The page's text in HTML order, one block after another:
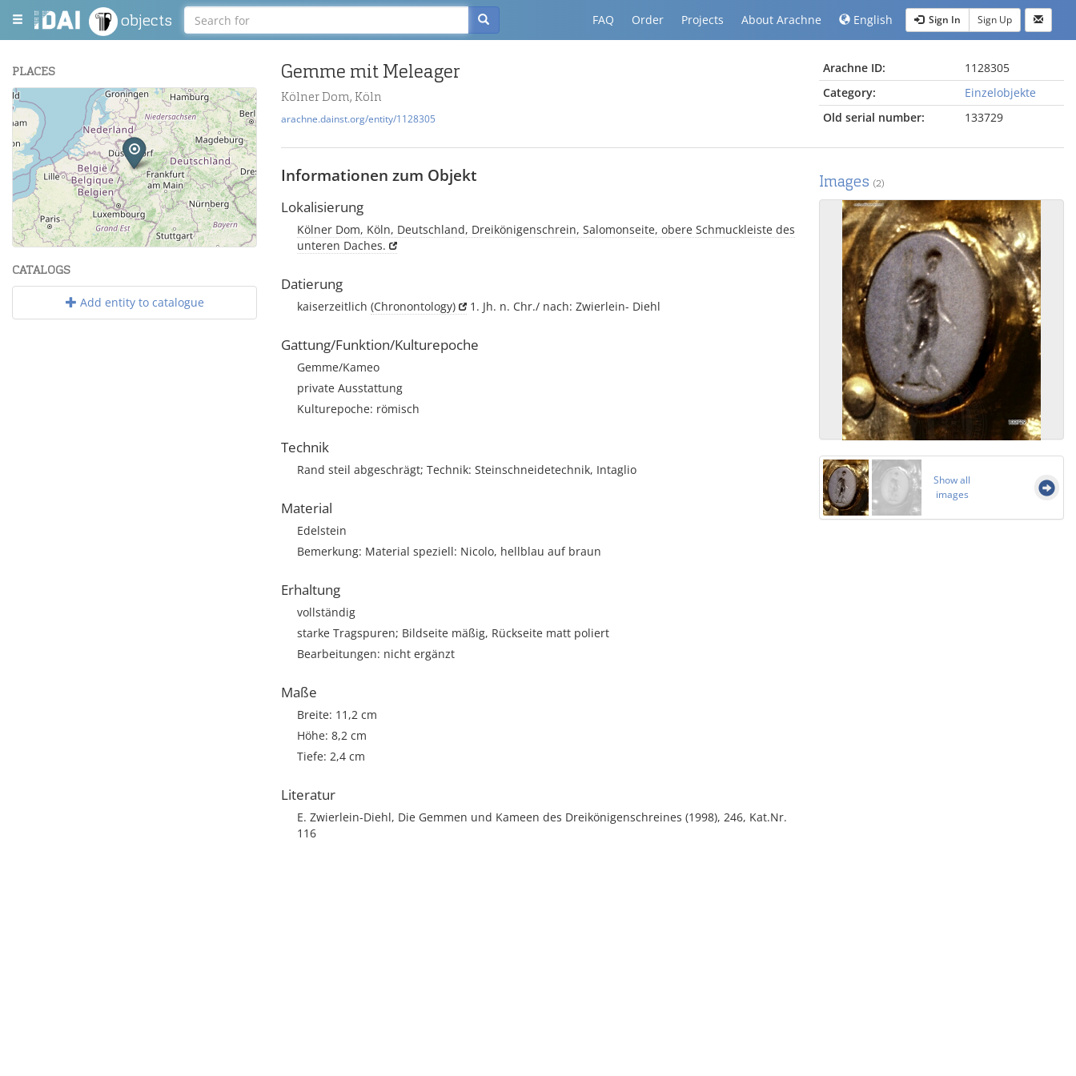
objects FAQ Order Projects About Arachne English Sign In Sign Up
PLACES
+
−
Leaflet| Maps and Data ©OpenStreetMap.
CATALOGS
Add entity to catalogue
Gemme mit Meleager
Kölner Dom, Köln
arachne.dainst.org/entity/1128305
Arachne ID:
1128305
Category:
Einzelobjekte
Old serial number:
133729
Informationen zum Objekt
Lokalisierung
Kölner Dom, Köln, Deutschland, Dreikönigenschrein, Salomonseite, obere Schmuckleiste des
unteren Daches.
Datierung
kaiserzeitlich (Chronontology) 1. Jh. n. Chr./ nach: Zwierlein- Diehl
Gattung/Funktion/Kulturepoche
Gemme/Kameo
private Ausstattung
Kulturepoche: römisch
Technik
Rand steil abgeschrägt; Technik: Steinschneidetechnik, Intaglio
Material
Edelstein
Bemerkung: Material speziell: Nicolo, hellblau auf braun
Erhaltung
vollständig
starke Tragspuren; Bildseite mäßig, Rückseite matt poliert
Bearbeitungen: nicht ergänzt
Maße
Breite: 11,2 cm
Höhe: 8,2 cm
Tiefe: 2,4 cm
Literatur
E. Zwierlein-Diehl, Die Gemmen und Kameen des Dreikönigenschreines (1998), 246, Kat.Nr.
116
Images (2)
Show all
images